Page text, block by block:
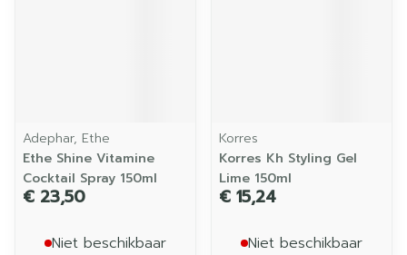
Adephar, Ethe
Ethe Shine Vitamine
Cocktail Spray 150ml
€ 23,50
Niet beschikbaar
Korres
Korres Kh Styling Gel
Lime 150ml
€ 15,24
Niet beschikbaar